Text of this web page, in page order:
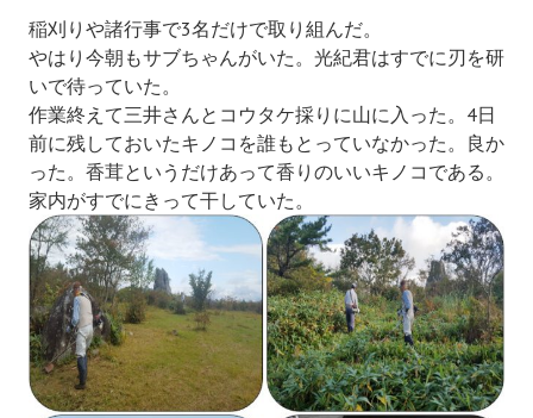
稲刈りや諸行事で3名だけで取り組んだ。
やはり今朝もサブちゃんがいた。光紀君はすでに刃を研
いで待っていた。
作業終えて三井さんとコウタケ採りに山に入った。4日
前に残しておいたキノコを誰もとっていなかった。良か
った。香茸というだけあって香りのいいキノコである。
家内がすでにきって干していた。